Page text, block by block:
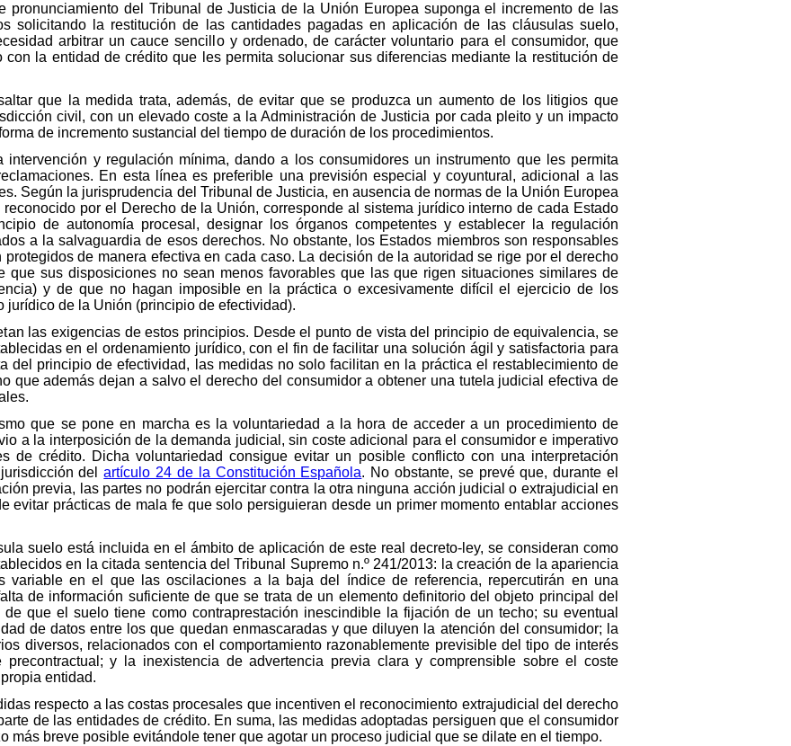
pronunciamiento del Tribunal de Justicia de la Unión Europea suponga el incremento de las
solicitando la restitución de las cantidades pagadas en aplicación de las cláusulas suelo,
arbitrar un cauce sencillo y ordenado, de carácter voluntario para el consumidor, que
la entidad de crédito que les permita solucionar sus diferencias mediante la restitución de
que la medida trata, además, de evitar que se produzca un aumento de los litigios que
civil, con un elevado coste a la Administración de Justicia por cada pleito y un impacto
de incremento sustancial del tiempo de duración de los procedimientos.
intervención y regulación mínima, dando a los consumidores un instrumento que les permita
En esta línea es preferible una previsión especial y coyuntural, adicional a las
Según la jurisprudencia del Tribunal de Justicia, en ausencia de normas de la Unión Europea
por el Derecho de la Unión, corresponde al sistema jurídico interno de cada Estado
de autonomía procesal, designar los órganos competentes y establecer la regulación
a la salvaguardia de esos derechos. No obstante, los Estados miembros son responsables
de manera efectiva en cada caso. La decisión de la autoridad se rige por el derecho
que sus disposiciones no sean menos favorables que las que rigen situaciones similares de
y de que no hagan imposible en la práctica o excesivamente difícil el ejercicio de los
jurídico de la Unión (principio de efectividad).
las exigencias de estos principios. Desde el punto de vista del principio de equivalencia, se
en el ordenamiento jurídico, con el fin de facilitar una solución ágil y satisfactoria para
del principio de efectividad, las medidas no solo facilitan en la práctica el restablecimiento de
que además dejan a salvo el derecho del consumidor a obtener una tutela judicial efectiva de
que se pone en marcha es la voluntariedad a la hora de acceder a un procedimiento de
a la interposición de la demanda judicial, sin coste adicional para el consumidor e imperativo
de crédito. Dicha voluntariedad consigue evitar un posible conflicto con una interpretación
delartículo 24 de la Constitución Española. No obstante, se prevé que, durante el
previa, las partes no podrán ejercitar contra la otra ninguna acción judicial o extrajudicial en
evitar prácticas de mala fe que solo persiguieran desde un primer momento entablar acciones
suelo está incluida en el ámbito de aplicación de este real decreto-ley, se consideran como
en la citada sentencia del Tribunal Supremo n.º 241/2013: la creación de la apariencia
variable en el que las oscilaciones a la baja del índice de referencia, repercutirán en una
de información suficiente de que se trata de un elemento definitorio del objeto principal del
que el suelo tiene como contraprestación inescindible la fijación de un techo; su eventual
de datos entre los que quedan enmascaradas y que diluyen la atención del consumidor; la
diversos, relacionados con el comportamiento razonablemente previsible del tipo de interés
y la inexistencia de advertencia previa clara y comprensible sobre el coste
entidad.
respecto a las costas procesales que incentiven el reconocimiento extrajudicial del derecho
de las entidades de crédito. En suma, las medidas adoptadas persiguen que el consumidor
más breve posible evitándole tener que agotar un proceso judicial que se dilate en el tiempo.